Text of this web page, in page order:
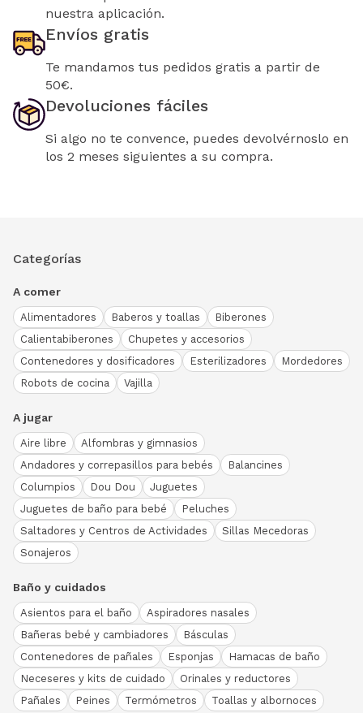
nuestra aplicación.
Envíos gratis
Te mandamos tus pedidos gratis a partir de
50€.
Devoluciones fáciles
Si algo no te convence, puedes devolvérnoslo en
los 2 meses siguientes a su compra.
Categorías
A comer
Alimentadores Baberos y toallas
Biberones
Calientabiberones
Chupetes y accesorios
Contenedores y dosificadores
Esterilizadores
Mordedores
Robots de cocina
Vajilla
A jugar
Aire libre
Alfombras y gimnasios
Andadores y correpasillos para bebés
Balancines
Columpios
Dou Dou
Juguetes
Juguetes de baño para bebé
Peluches
Saltadores y Centros de Actividades
Sillas Mecedoras
Sonajeros
Baño y cuidados
Asientos para el baño
Aspiradores nasales
Bañeras bebé y cambiadores
Básculas
Contenedores de pañales
Esponjas
Hamacas de baño
Neceseres y kits de cuidado
Orinales y reductores
Pañales
Peines Termómetros Toallas y albornoces